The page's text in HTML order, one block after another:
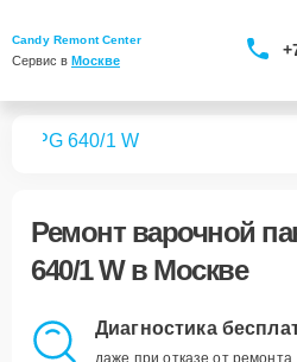
Candy Remont Center
Сервис в Москве
PG 640/1 W
Ремонт варочной
640/1 Wв Москве
Диагностика
даже при отказе от ремонта